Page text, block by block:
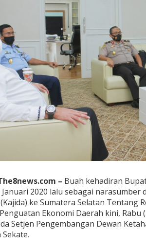
– Buah kehadiran
Januari 2020 lalu sebagai narasumber
ke Sumatera Selatan Tentang
Ekonomi Daerah kini,
Setjen Pengembangan Dewan
Sekate.